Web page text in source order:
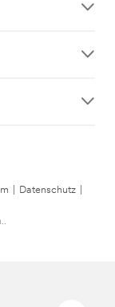
Datenschutz